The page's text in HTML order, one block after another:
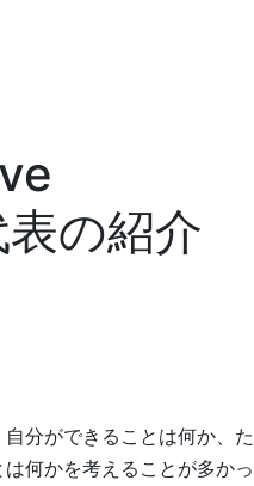
の紹介
分ができることは何か、た
何かを考えることが多かっ